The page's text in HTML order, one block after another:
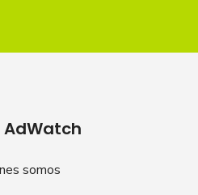
AdWatch
somos